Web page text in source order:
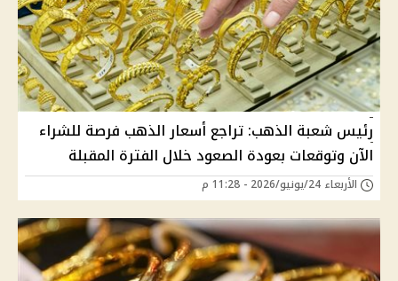
رئيس شعبة الذهب: تراجع أسعار الذهب فرصة للشراء
الآن وتوقعات بعودة الصعود خلال الفترة المقبلة
الأربعاء 24/يونيو/2026 - 11:28 م